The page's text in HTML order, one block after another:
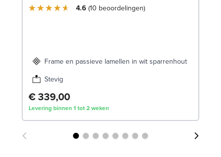
4.6 10 beoordelingen
Frame en passieve lamellen in wit sparrenhout
Stevig
€ 339,00
Levering binnen 1 tot 2 weken